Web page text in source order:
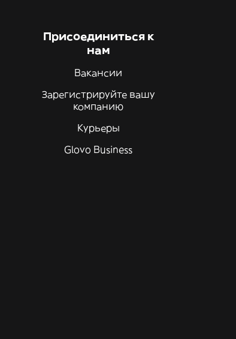
Присоединиться к
нам
Вакансии
Зарегистрируйте вашу
компанию
Курьеры
Glovo Business